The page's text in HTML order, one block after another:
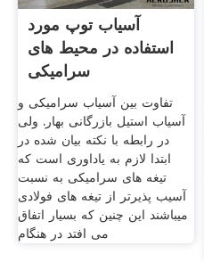
آسیاب توپ مورد
استفاده در محیط های
سرامیکی
تفاوت بین آسیاب سرامیکی و
آسیاب استیل بازرگانی بهار. ولی
در رابطه با نکته بیان شده در
ابتدا لازم به یاداوری است که
تیغه های سرامیکی به نسبت
آسیب پذیرتر از تیغه های فولادی
میباشند این چنین که بسیار اتفاق
می افتد در هنگام